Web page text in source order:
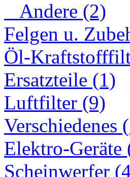
Andere (2)
Felgen u.
Öl-
Ersatzteile (1)
Luftfilter (9)
Verschiedenes
Elektro-Geräte
Scheinwerfer